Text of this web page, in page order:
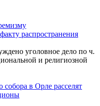
распространения
уголовное дело по ч.
и религиозной
собора в Орле расселят